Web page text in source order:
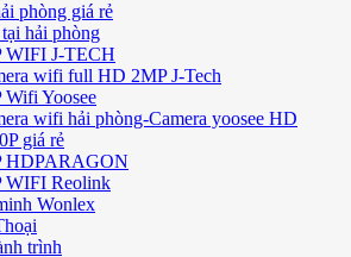
phòng giá rẻ
hải phòng
WIFI J-TECH
wifi full HD 2MP J-Tech
Wifi Yoosee
wifi hải phòng-Camera yoosee HD
giá rẻ
HDPARAGON
WIFI Reolink
Wonlex
trình